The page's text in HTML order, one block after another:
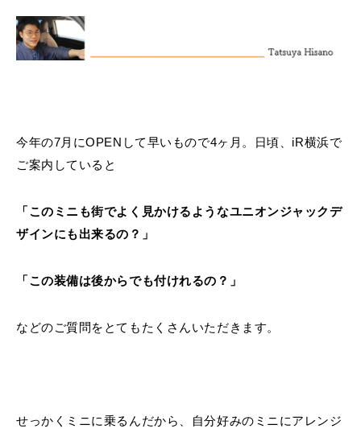
iRで愛車を売却されたお客様の声
BMWミニ買取査定依頼
User's Voice
Part's Report
BMWミニナレッジ
会社概要
リクルート
RECRUIT
お問い合わせ
iR TECH FACTORY iR MAKERS
今年の7月にOPENして早いもので4ヶ月。日頃、iR横浜で
ご案内していると
「このミニも街でよく見かけるようなユニオンジャックデ
ザインにも出来るの？」
「この装備は後からでも付けれるの？」
などのご質問をとてもたくさんいただきます。
せっかくミニに乗るんだから、自分好みのミニにアレンジ